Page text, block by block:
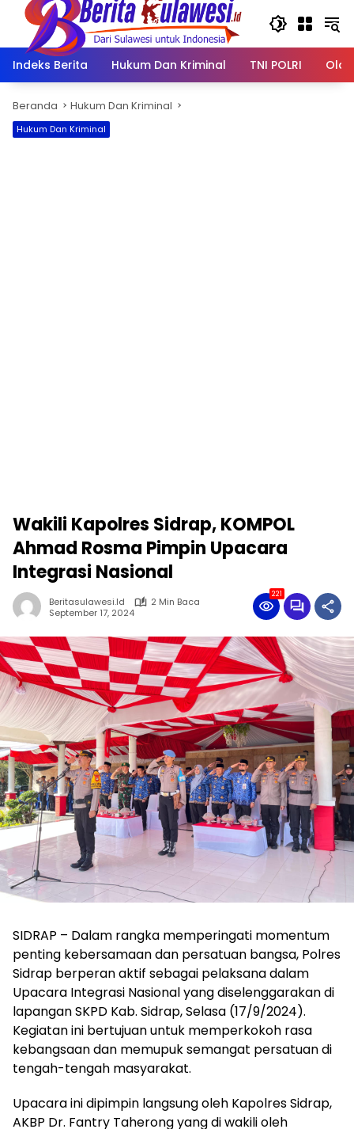
Langsung
konten
Indeks Berita
Hukum Dan Kriminal TNI POLRI
Beranda Hukum Dan Kriminal
Hukum Dan Kriminal
Wakili Kapolres Sidrap, KOMPOL
Ahmad Rosma Pimpin Upacara
Integrasi Nasional
Beritasulawesi.id
2 Min Baca
September 17, 2024
221
SIDRAP – Dalam rangka memperingati momentum
penting kebersamaan dan persatuan bangsa, Polres
Sidrap berperan aktif sebagai pelaksana dalam
Upacara Integrasi Nasional yang diselenggarakan di
lapangan SKPD Kab. Sidrap, Selasa (17/9/2024).
Kegiatan ini bertujuan untuk memperkokoh rasa
kebangsaan dan memupuk semangat persatuan di
tengah-tengah masyarakat.
Upacara ini dipimpin langsung oleh Kapolres Sidrap,
AKBP Dr. Fantry Taherong yang di wakili oleh